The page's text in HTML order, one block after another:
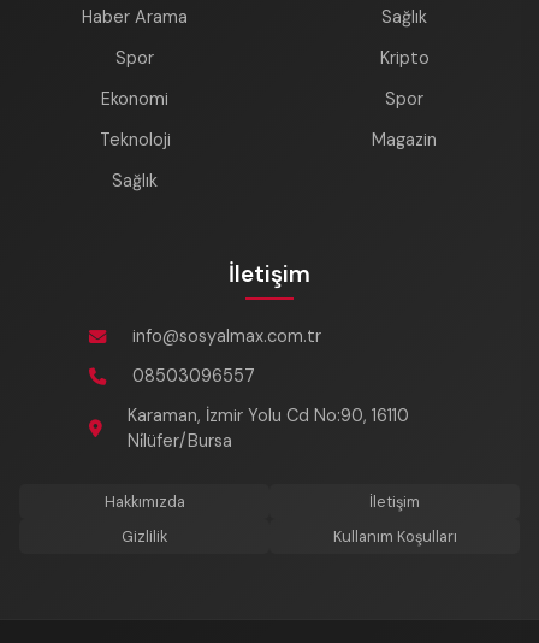
Haber Arama
Spor
Ekonomi
Teknoloji
Sağlık
Sağlık
Kripto
Spor
Magazin
İletişim
info@sosyalmax.com.tr
08503096557
Karaman, İzmir Yolu Cd No:90, 16110
Ni̇lüfer/Bursa
Hakkımızda
İletişim
Gizlilik
Kullanım Koşulları